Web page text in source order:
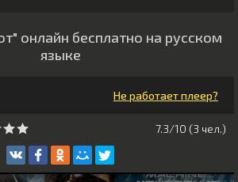
онлайн бесплатно на русском
языке
Не работает плеер?
7.3/10 (3 чeл.)